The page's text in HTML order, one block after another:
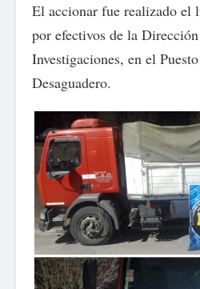
El accionar fue realizado el
por efectivos de la
Investigaciones, en el
Desaguadero.